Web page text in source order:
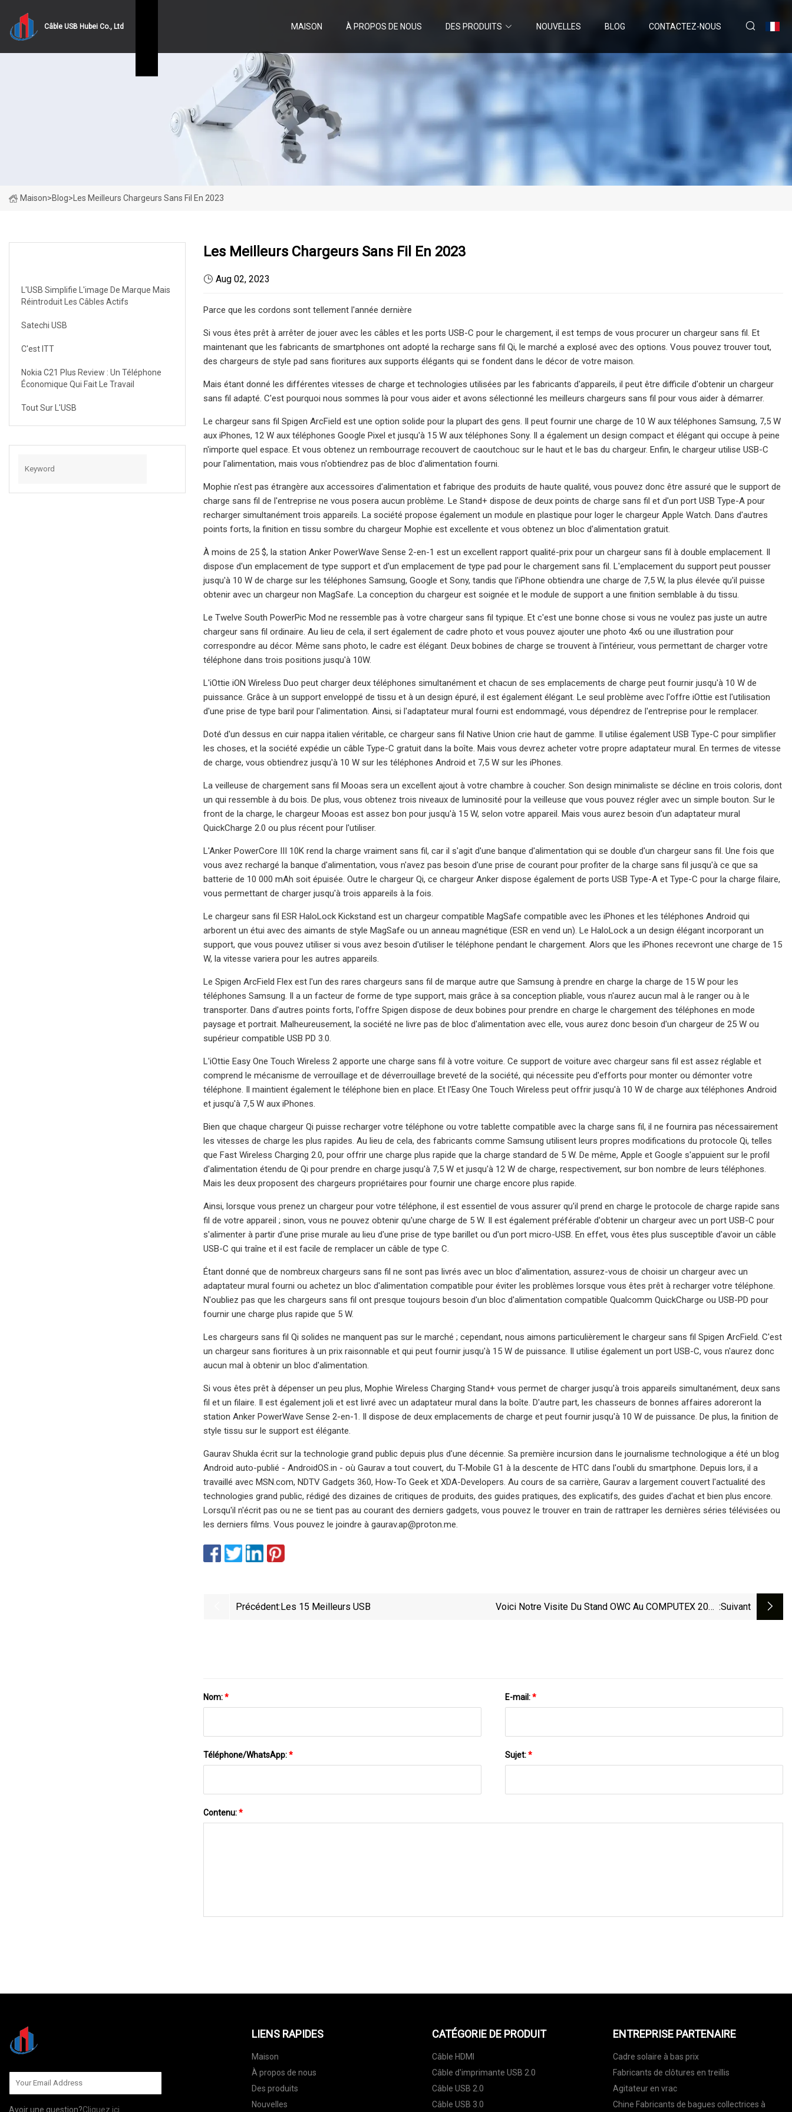
Câble USB Hubei Co., Ltd MAISON À PROPOS DE NOUS DES PRODUITS NOUVELLES BLOG CONTACTEZ-NOUS
Maison>Blog> Les Meilleurs Chargeurs Sans Fil En 2023
L'USB Simplifie L'image De Marque Mais
Réintroduit Les Câbles Actifs
Satechi USB
C'est ITT
Nokia C21 Plus Review : Un Téléphone
Économique Qui Fait Le Travail
Tout Sur L'USB
Les Meilleurs Chargeurs Sans Fil En 2023
Aug 02, 2023
Parce que les cordons sont tellement l'année dernière
Si vous êtes prêt à arrêter de jouer avec les câbles et les ports USB-C pour le chargement, il est temps de vous procurer un chargeur sans fil. Et
maintenant que les fabricants de smartphones ont adopté la recharge sans fil Qi, le marché a explosé avec des options. Vous pouvez trouver tout,
des chargeurs de style pad sans fioritures aux supports élégants qui se fondent dans le décor de votre maison.
Mais étant donné les différentes vitesses de charge et technologies utilisées par les fabricants d'appareils, il peut être difficile d'obtenir un chargeur
sans fil adapté. C'est pourquoi nous sommes là pour vous aider et avons sélectionné les meilleurs chargeurs sans fil pour vous aider à démarrer.
Le chargeur sans fil Spigen ArcField est une option solide pour la plupart des gens. Il peut fournir une charge de 10 W aux téléphones Samsung, 7,5 W
aux iPhones, 12 W aux téléphones Google Pixel et jusqu'à 15 W aux téléphones Sony. Il a également un design compact et élégant qui occupe à peine
n'importe quel espace. Et vous obtenez un rembourrage recouvert de caoutchouc sur le haut et le bas du chargeur. Enfin, le chargeur utilise USB-C
pour l'alimentation, mais vous n'obtiendrez pas de bloc d'alimentation fourni.
Mophie n'est pas étrangère aux accessoires d'alimentation et fabrique des produits de haute qualité, vous pouvez donc être assuré que le support de
charge sans fil de l'entreprise ne vous posera aucun problème. Le Stand+ dispose de deux points de charge sans fil et d'un port USB Type-A pour
recharger simultanément trois appareils. La société propose également un module en plastique pour loger le chargeur Apple Watch. Dans d'autres
points forts, la finition en tissu sombre du chargeur Mophie est excellente et vous obtenez un bloc d'alimentation gratuit.
À moins de 25 $, la station Anker PowerWave Sense 2-en-1 est un excellent rapport qualité-prix pour un chargeur sans fil à double emplacement. Il
dispose d'un emplacement de type support et d'un emplacement de type pad pour le chargement sans fil. L'emplacement du support peut pousser
jusqu'à 10 W de charge sur les téléphones Samsung, Google et Sony, tandis que l'iPhone obtiendra une charge de 7,5 W, la plus élevée qu'il puisse
obtenir avec un chargeur non MagSafe. La conception du chargeur est soignée et le module de support a une finition semblable à du tissu.
Le Twelve South PowerPic Mod ne ressemble pas à votre chargeur sans fil typique. Et c'est une bonne chose si vous ne voulez pas juste un autre
chargeur sans fil ordinaire. Au lieu de cela, il sert également de cadre photo et vous pouvez ajouter une photo 4x6 ou une illustration pour
correspondre au décor. Même sans photo, le cadre est élégant. Deux bobines de charge se trouvent à l'intérieur, vous permettant de charger votre
téléphone dans trois positions jusqu'à 10W.
L'iOttie iON Wireless Duo peut charger deux téléphones simultanément et chacun de ses emplacements de charge peut fournir jusqu'à 10 W de
puissance. Grâce à un support enveloppé de tissu et à un design épuré, il est également élégant. Le seul problème avec l'offre iOttie est l'utilisation
d'une prise de type baril pour l'alimentation. Ainsi, si l'adaptateur mural fourni est endommagé, vous dépendrez de l'entreprise pour le remplacer.
Doté d'un dessus en cuir nappa italien véritable, ce chargeur sans fil Native Union crie haut de gamme. Il utilise également USB Type-C pour simplifier
les choses, et la société expédie un câble Type-C gratuit dans la boîte. Mais vous devrez acheter votre propre adaptateur mural. En termes de vitesse
de charge, vous obtiendrez jusqu'à 10 W sur les téléphones Android et 7,5 W sur les iPhones.
La veilleuse de chargement sans fil Mooas sera un excellent ajout à votre chambre à coucher. Son design minimaliste se décline en trois coloris, dont
un qui ressemble à du bois. De plus, vous obtenez trois niveaux de luminosité pour la veilleuse que vous pouvez régler avec un simple bouton. Sur le
front de la charge, le chargeur Mooas est assez bon pour jusqu'à 15 W, selon votre appareil. Mais vous aurez besoin d'un adaptateur mural
QuickCharge 2.0 ou plus récent pour l'utiliser.
L'Anker PowerCore III 10K rend la charge vraiment sans fil, car il s'agit d'une banque d'alimentation qui se double d'un chargeur sans fil. Une fois que
vous avez rechargé la banque d'alimentation, vous n'avez pas besoin d'une prise de courant pour profiter de la charge sans fil jusqu'à ce que sa
batterie de 10 000 mAh soit épuisée. Outre le chargeur Qi, ce chargeur Anker dispose également de ports USB Type-A et Type-C pour la charge filaire,
vous permettant de charger jusqu'à trois appareils à la fois.
Le chargeur sans fil ESR HaloLock Kickstand est un chargeur compatible MagSafe compatible avec les iPhones et les téléphones Android qui
arborent un étui avec des aimants de style MagSafe ou un anneau magnétique (ESR en vend un). Le HaloLock a un design élégant incorporant un
support, que vous pouvez utiliser si vous avez besoin d'utiliser le téléphone pendant le chargement. Alors que les iPhones recevront une charge de 15
W, la vitesse variera pour les autres appareils.
Le Spigen ArcField Flex est l'un des rares chargeurs sans fil de marque autre que Samsung à prendre en charge la charge de 15 W pour les
téléphones Samsung. Il a un facteur de forme de type support, mais grâce à sa conception pliable, vous n'aurez aucun mal à le ranger ou à le
transporter. Dans d'autres points forts, l'offre Spigen dispose de deux bobines pour prendre en charge le chargement des téléphones en mode
paysage et portrait. Malheureusement, la société ne livre pas de bloc d'alimentation avec elle, vous aurez donc besoin d'un chargeur de 25 W ou
supérieur compatible USB PD 3.0.
L'iOttie Easy One Touch Wireless 2 apporte une charge sans fil à votre voiture. Ce support de voiture avec chargeur sans fil est assez réglable et
comprend le mécanisme de verrouillage et de déverrouillage breveté de la société, qui nécessite peu d'efforts pour monter ou démonter votre
téléphone. Il maintient également le téléphone bien en place. Et l'Easy One Touch Wireless peut offrir jusqu'à 10 W de charge aux téléphones Android
et jusqu'à 7,5 W aux iPhones.
Bien que chaque chargeur Qi puisse recharger votre téléphone ou votre tablette compatible avec la charge sans fil, il ne fournira pas nécessairement
les vitesses de charge les plus rapides. Au lieu de cela, des fabricants comme Samsung utilisent leurs propres modifications du protocole Qi, telles
que Fast Wireless Charging 2.0, pour offrir une charge plus rapide que la charge standard de 5 W. De même, Apple et Google s'appuient sur le profil
d'alimentation étendu de Qi pour prendre en charge jusqu'à 7,5 W et jusqu'à 12 W de charge, respectivement, sur bon nombre de leurs téléphones.
Mais les deux proposent des chargeurs propriétaires pour fournir une charge encore plus rapide.
Ainsi, lorsque vous prenez un chargeur pour votre téléphone, il est essentiel de vous assurer qu'il prend en charge le protocole de charge rapide sans
fil de votre appareil ; sinon, vous ne pouvez obtenir qu'une charge de 5 W. Il est également préférable d'obtenir un chargeur avec un port USB-C pour
s'alimenter à partir d'une prise murale au lieu d'une prise de type barillet ou d'un port micro-USB. En effet, vous êtes plus susceptible d'avoir un câble
USB-C qui traîne et il est facile de remplacer un câble de type C.
Étant donné que de nombreux chargeurs sans fil ne sont pas livrés avec un bloc d'alimentation, assurez-vous de choisir un chargeur avec un
adaptateur mural fourni ou achetez un bloc d'alimentation compatible pour éviter les problèmes lorsque vous êtes prêt à recharger votre téléphone.
N'oubliez pas que les chargeurs sans fil ont presque toujours besoin d'un bloc d'alimentation compatible Qualcomm QuickCharge ou USB-PD pour
fournir une charge plus rapide que 5 W.
Les chargeurs sans fil Qi solides ne manquent pas sur le marché ; cependant, nous aimons particulièrement le chargeur sans fil Spigen ArcField. C'est
un chargeur sans fioritures à un prix raisonnable et qui peut fournir jusqu'à 15 W de puissance. Il utilise également un port USB-C, vous n'aurez donc
aucun mal à obtenir un bloc d'alimentation.
Si vous êtes prêt à dépenser un peu plus, Mophie Wireless Charging Stand+ vous permet de charger jusqu'à trois appareils simultanément, deux sans
fil et un filaire. Il est également joli et est livré avec un adaptateur mural dans la boîte. D'autre part, les chasseurs de bonnes affaires adoreront la
station Anker PowerWave Sense 2-en-1. Il dispose de deux emplacements de charge et peut fournir jusqu'à 10 W de puissance. De plus, la finition de
style tissu sur le support est élégante.
Gaurav Shukla écrit sur la technologie grand public depuis plus d'une décennie. Sa première incursion dans le journalisme technologique a été un blog
Android auto-publié - AndroidOS.in - où Gaurav a tout couvert, du T-Mobile G1 à la descente de HTC dans l'oubli du smartphone. Depuis lors, il a
travaillé avec MSN.com, NDTV Gadgets 360, How-To Geek et XDA-Developers. Au cours de sa carrière, Gaurav a largement couvert l'actualité des
technologies grand public, rédigé des dizaines de critiques de produits, des guides pratiques, des explicatifs, des guides d'achat et bien plus encore.
Lorsqu'il n'écrit pas ou ne se tient pas au courant des derniers gadgets, vous pouvez le trouver en train de rattraper les dernières séries télévisées ou
les derniers films. Vous pouvez le joindre à gaurav.ap@proton.me
Précédent:Les 15 Meilleurs USB
Voici Notre Visite Du Stand OWC Au COMPUTEX 2023 :suivant
Nom:* E-mail:*
Téléphone/WhatsApp:* Sujet:*
Contenu:*
Avoir une question?Cliquez ici
LIENS RAPIDES
Maison
À propos de nous
Des produits
Nouvelles
CATÉGORIE DE PRODUIT
Câble HDMI
Câble d'imprimante USB 2.0
Câble USB 2.0
Câble USB 3.0
ENTREPRISE PARTENAIRE
Cadre solaire à bas prix
Fabricants de clôtures en treillis
Agitateur en vrac
Chine Fabricants de bagues collectrices à